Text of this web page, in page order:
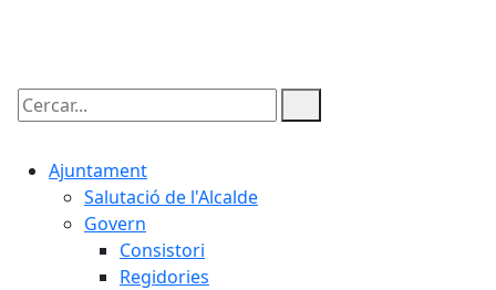
Cercar:
Ajuntament
Salutació de l'Alcalde
Govern
Consistori
Regidories